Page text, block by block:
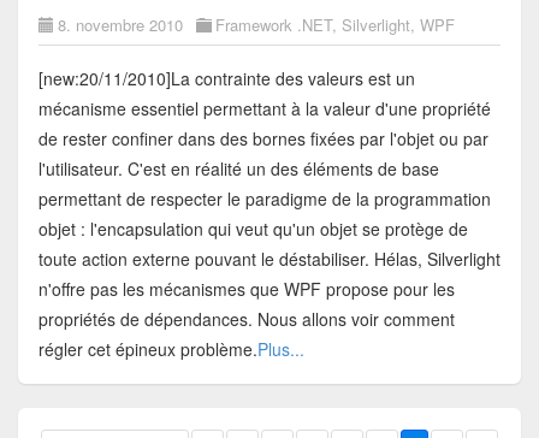
8. novembre 2010 Framework .NET, Silverlight, WPF
[new:20/11/2010]La contrainte des valeurs est un
mécanisme essentiel permettant à la valeur d'une propriété
de rester confiner dans des bornes fixées par l'objet ou par
l'utilisateur. C'est en réalité un des éléments de base
permettant de respecter le paradigme de la programmation
objet : l'encapsulation qui veut qu'un objet se protège de
toute action externe pouvant le déstabiliser. Hélas, Silverlight
n'offre pas les mécanismes que WPF propose pour les
propriétés de dépendances. Nous allons voir comment
régler cet épineux problème.Plus...